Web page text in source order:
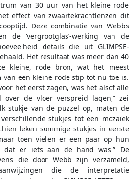
van 30 uur van het kleine rode
effect van zwaartekrachtlenzen dit
Deze combinatie van Webbs
de ‘vergrootglas’-werking van de
details die uit GLIMPSE-
Het resultaat was meer dan 40
kleine, rode bron, wat het meest
van een kleine rode stip tot nu toe is.
het eerst zagen, was het alsof alle
over de vloer verspreid lagen,” zei
stukje van de puzzel op, maten de
stukjes tot een mozaïek
leken sommige stukjes in eerste
toen vielen er een paar op hun
dat er iets aan de hand was.” De
die door Webb zijn verzameld,
die de interpretatie